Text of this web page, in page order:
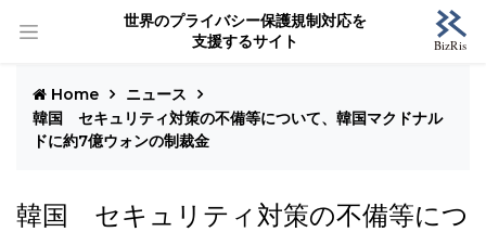
世界のプライバシー保護規制対応を
支援するサイト
Home
ニュース
韓国 セキュリティ対策の不備等について、韓国マクドナル
ドに約7億ウォンの制裁金
韓国 セキュリティ対策の不備等につ